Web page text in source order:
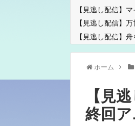
【見逃し配信】
【見逃し配信】
【見逃し配信】
ホーム
【見
終回